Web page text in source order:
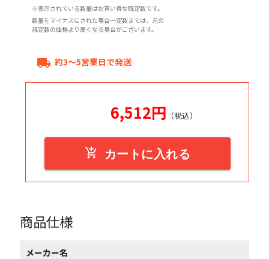
※表示されている数量はお買い得な既定数です。
数量をマイナスにされた場合一定数までは、元の
規定数の価格より高くなる場合がございます。
local_shipping 約3～5営業日で発送
6,512円 （税込）
add_shopping_cart カートに入れる
商品仕様
メーカー名